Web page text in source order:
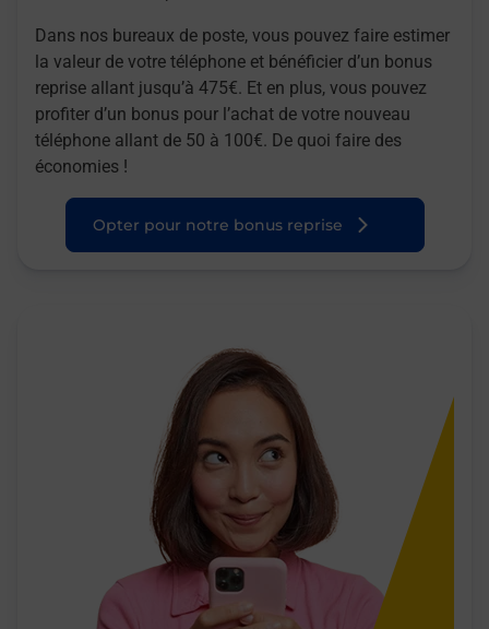
Dans nos bureaux de poste, vous pouvez faire estimer
la valeur de votre téléphone et bénéficier d’un bonus
reprise allant jusqu’à 475€. Et en plus, vous pouvez
profiter d’un bonus pour l’achat de votre nouveau
téléphone allant de 50 à 100€. De quoi faire des
économies !
Opter pour notre bonus reprise